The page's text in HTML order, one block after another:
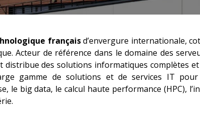
françaisd’envergure internationale,
Acteur de référence dans le domaine des
distribue des solutions informatiques complètes
gamme de solutions et de services IT
le big data, le calcul haute performance (HPC),